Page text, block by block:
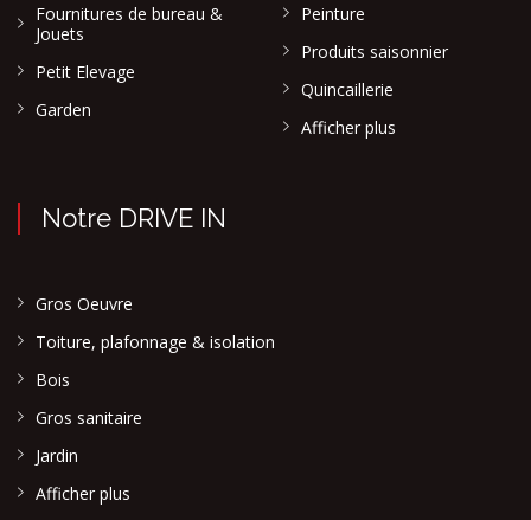
Fournitures de bureau &
Jouets
Petit Elevage
Garden
Peinture
Produits saisonnier
Quincaillerie
Afficher plus
Notre DRIVE IN
Gros Oeuvre
Toiture, plafonnage & isolation
Bois
Gros sanitaire
Jardin
Afficher plus